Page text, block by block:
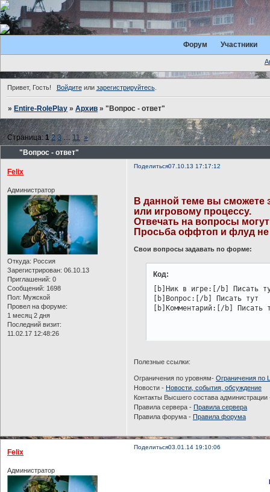
Форум Участники
Привет, Гость! Войдитеили зарегистрируйтесь.
»Entire-RolePlay »Архив »"Вопрос - ответ"
"Вопрос - ответ"
Страница:1 2 3 … 11 »
Поделиться07.10.13 17:17:12
Felix
Администратор
Откуда: Россия
Зарегистрирован: 06.10.13
Приглашений: 0
Сообщений: 1698
Пол: Мужской
Провел на форуме:
1 месяц 2 дня
Последний визит:
11.02.17 12:48:26
В данной теме вы сможете
или игровому процессу.
Отвечать на вопросы
Просьба оффтоп и флуд не
Свои вопросы задавать по форме:
Код:
[b]Ник в игре:[/b] Писать
[b]Вопрос:[/b] Писать тут
[b]Комментарий:[/b] Писать
Полезные ссылки:
Ограничения по уровням-Ограничения по
Новости - Новости, события, обсуждение
Контакты Высшего состава
Правила сервера -Правила сервера
Правила форума -Правила форума
Поделиться03.01.14 19:10:06
Felix
Администратор